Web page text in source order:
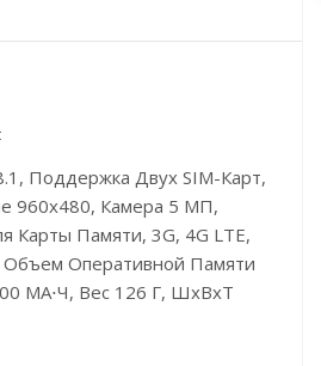
Поддержка Двух SIM-Карт,
960x480, Камера 5 МП,
Карты Памяти, 3G, 4G LTE,
Объем Оперативной Памяти
МА⋅ч, Вес 126 Г, ШxВxТ